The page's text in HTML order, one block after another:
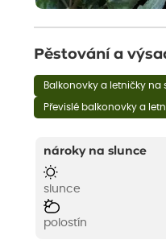
Pěstování a
Balkonovky a letničky na
Převislé balkonovky a
nároky na slunce
slunce
polostín